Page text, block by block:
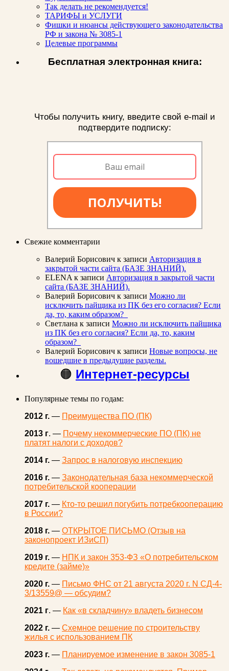
Так делать не рекомендуется!
ТАРИФЫ и УСЛУГИ
Фишки и нюансы действующего законодательства
РФ и закона № 3085-1
Целевые программы
Бесплатная электронная книга:
Чтобы получить книгу, введите свой e-mail и
подтвердите подписку:
ПОЛУЧИТЬ!
Свежие комментарии
Валерий Борисович к записи Авторизация в
закрытой части сайта (БАЗЕ ЗНАНИЙ).
ELENAк записи Авторизация в закрытой части
сайта (БАЗЕ ЗНАНИЙ).
Валерий Борисович к записи Можно ли
исключить пайщика из ПК без его согласия? Если
да, то, каким образом?
Светлана к записи Можно ли исключить пайщика
из ПК без его согласия? Если да, то, каким
образом?
Валерий Борисович к записи Новые вопросы, не
вошедшие в предыдущие разделы.
🟠 Интернет-ресурсы
Популярные темы по годам:
2012 г. — Преимущества ПО (ПК)
2013 г. — Почему некоммерческие ПО (ПК) не
платят налоги с доходов?
2014 г. — Запрос в налоговую инспекцию
2016 г. — Законодательная база некоммерческой
потребительской кооперации
2017 г. — Кто-то решил погубить потребкооперацию
в России?
2018 г. — ОТКРЫТОЕ ПИСЬМО (Отзыв на
законопроект ИЗиСП)
2019 г. — НПК и закон 353-ФЗ «О потребительском
кредите (займе)»
2020 г. — Письмо ФНС от 21 августа 2020 г. N СД-4-
3/13559@ — обсудим?
2021 г. — Как «в складчину» владеть бизнесом
2022 г. — Схемное решение по строительству
жилья с использованием ПК
2023 г. — Планируемое изменение в закон 3085-1